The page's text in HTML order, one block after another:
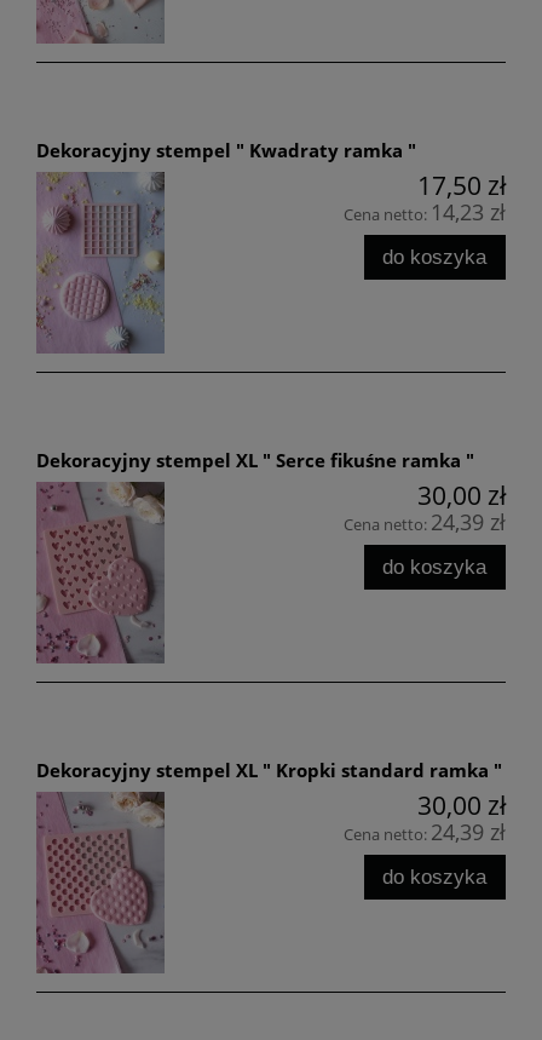
Dekoracyjny stempel " Kwadraty ramka "
17,50 zł
Cena netto: 14,23 zł
do koszyka
Dekoracyjny stempel XL " Serce fikuśne ramka "
30,00 zł
Cena netto: 24,39 zł
do koszyka
Dekoracyjny stempel XL " Kropki standard ramka "
30,00 zł
Cena netto: 24,39 zł
do koszyka